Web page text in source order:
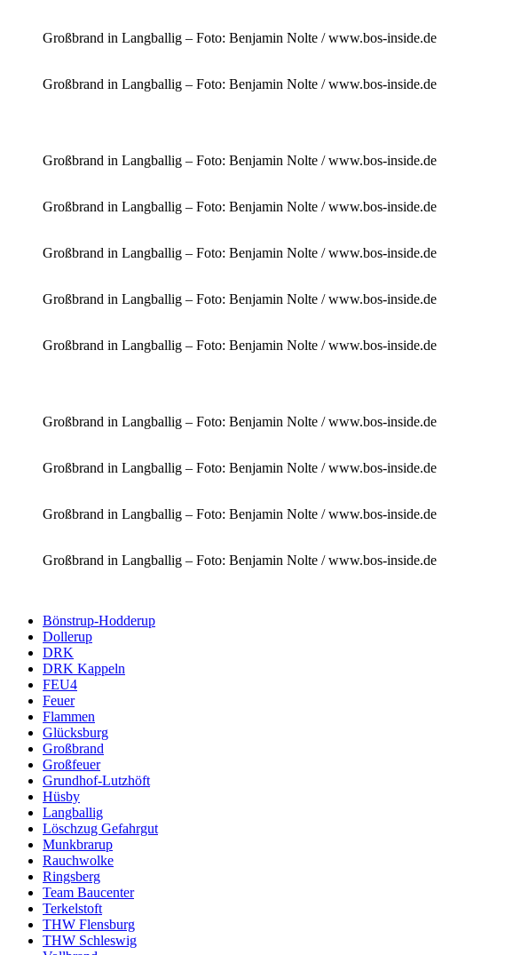
Großbrand in Langballig – Foto: Benjamin Nolte / www.bos-inside.de
Großbrand in Langballig – Foto: Benjamin Nolte / www.bos-inside.de
Großbrand in Langballig – Foto: Benjamin Nolte / www.bos-inside.de
Großbrand in Langballig – Foto: Benjamin Nolte / www.bos-inside.de
Großbrand in Langballig – Foto: Benjamin Nolte / www.bos-inside.de
Großbrand in Langballig – Foto: Benjamin Nolte / www.bos-inside.de
Großbrand in Langballig – Foto: Benjamin Nolte / www.bos-inside.de
Großbrand in Langballig – Foto: Benjamin Nolte / www.bos-inside.de
Großbrand in Langballig – Foto: Benjamin Nolte / www.bos-inside.de
Großbrand in Langballig – Foto: Benjamin Nolte / www.bos-inside.de
Großbrand in Langballig – Foto: Benjamin Nolte / www.bos-inside.de
Bönstrup-Hodderup
Dollerup
DRK
DRK Kappeln
FEU4
Feuer
Flammen
Glücksburg
Großbrand
Großfeuer
Grundhof-Lutzhöft
Hüsby
Langballig
Löschzug Gefahrgut
Munkbrarup
Rauchwolke
Ringsberg
Team Baucenter
Terkelstoft
THW Flensburg
THW Schleswig